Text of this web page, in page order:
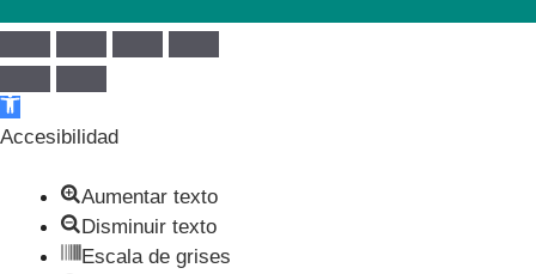
Abrir barra de herramientas
Accesibilidad
Aumentar texto
Disminuir texto
Escala de grises